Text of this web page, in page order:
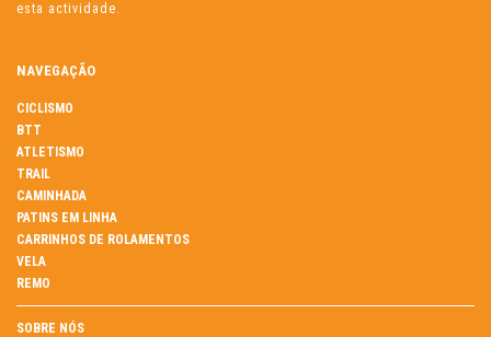
esta actividade.
NAVEGAÇÃO
CICLISMO
BTT
ATLETISMO
TRAIL
CAMINHADA
PATINS EM LINHA
CARRINHOS DE ROLAMENTOS
VELA
REMO
SOBRE NÓS